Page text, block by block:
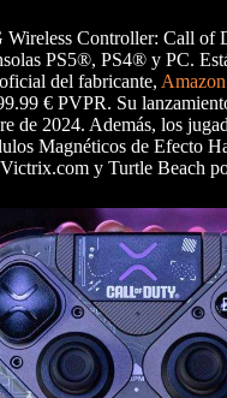
Controller: Call of
PS5®, PS4® y PC.
del fabricante, Amazon
€ PVPR. Su
de 2024. Además, los
Magnéticos de Efecto
y Turtle Beach